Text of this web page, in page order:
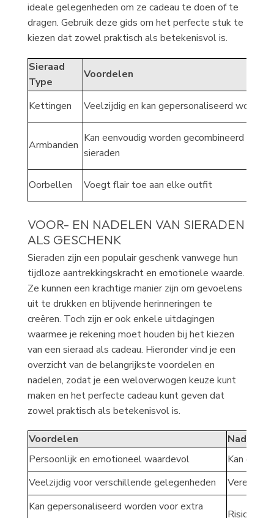
ideale gelegenheden om ze cadeau te doen of te
dragen. Gebruik deze gids om het perfecte stuk te
kiezen dat zowel praktisch als betekenisvol is.
Sieraad
Type
Voordelen
Kettingen Veelzijdig en kan gepersonaliseerd worden
Armbanden
Kan eenvoudig worden gecombineerd met
sieraden
Oorbellen Voegt flair toe aan elke outfit
VOOR- EN NADELEN VAN SIERADEN
ALS GESCHENK
Sieraden zijn een populair geschenk vanwege hun
tijdloze aantrekkingskracht en emotionele waarde.
Ze kunnen een krachtige manier zijn om gevoelens
uit te drukken en blijvende herinneringen te
creëren. Toch zijn er ook enkele uitdagingen
waarmee je rekening moet houden bij het kiezen
van een sieraad als cadeau. Hieronder vind je een
overzicht van de belangrijkste voordelen en
nadelen, zodat je een weloverwogen keuze kunt
maken en het perfecte cadeau kunt geven dat
zowel praktisch als betekenisvol is.
Voordelen
Nadelen
Persoonlijk en emotioneel waardevol
Kan duur
Veelzijdig voor verschillende gelegenheden
Vereist
Kan gepersonaliseerd worden voor extra
Risico op